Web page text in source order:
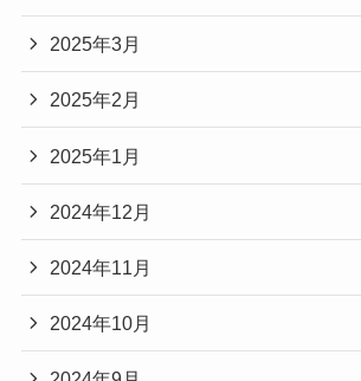
2025年3月
2025年2月
2025年1月
2024年12月
2024年11月
2024年10月